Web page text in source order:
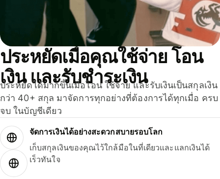
ประหยัดเมื่อคุณใช้จ่าย โอน
เงิน และรับชำระเงิน
ประหยัดได้มากขึ้นเมื่อโอน ใช้จ่าย และรับเงินเป็นสกุลเงิน
กว่า 40+ สกุล มาจัดการทุกอย่างที่ต้องการได้ทุกเมื่อ ครบ
จบ ในบัญชีเดียว
จัดการเงินได้อย่างสะดวกสบายรอบโลก
เก็บสกุลเงินของคุณไว้ใกล้มือในที่เดียวและแลกเงินได้
เร็วทันใจ